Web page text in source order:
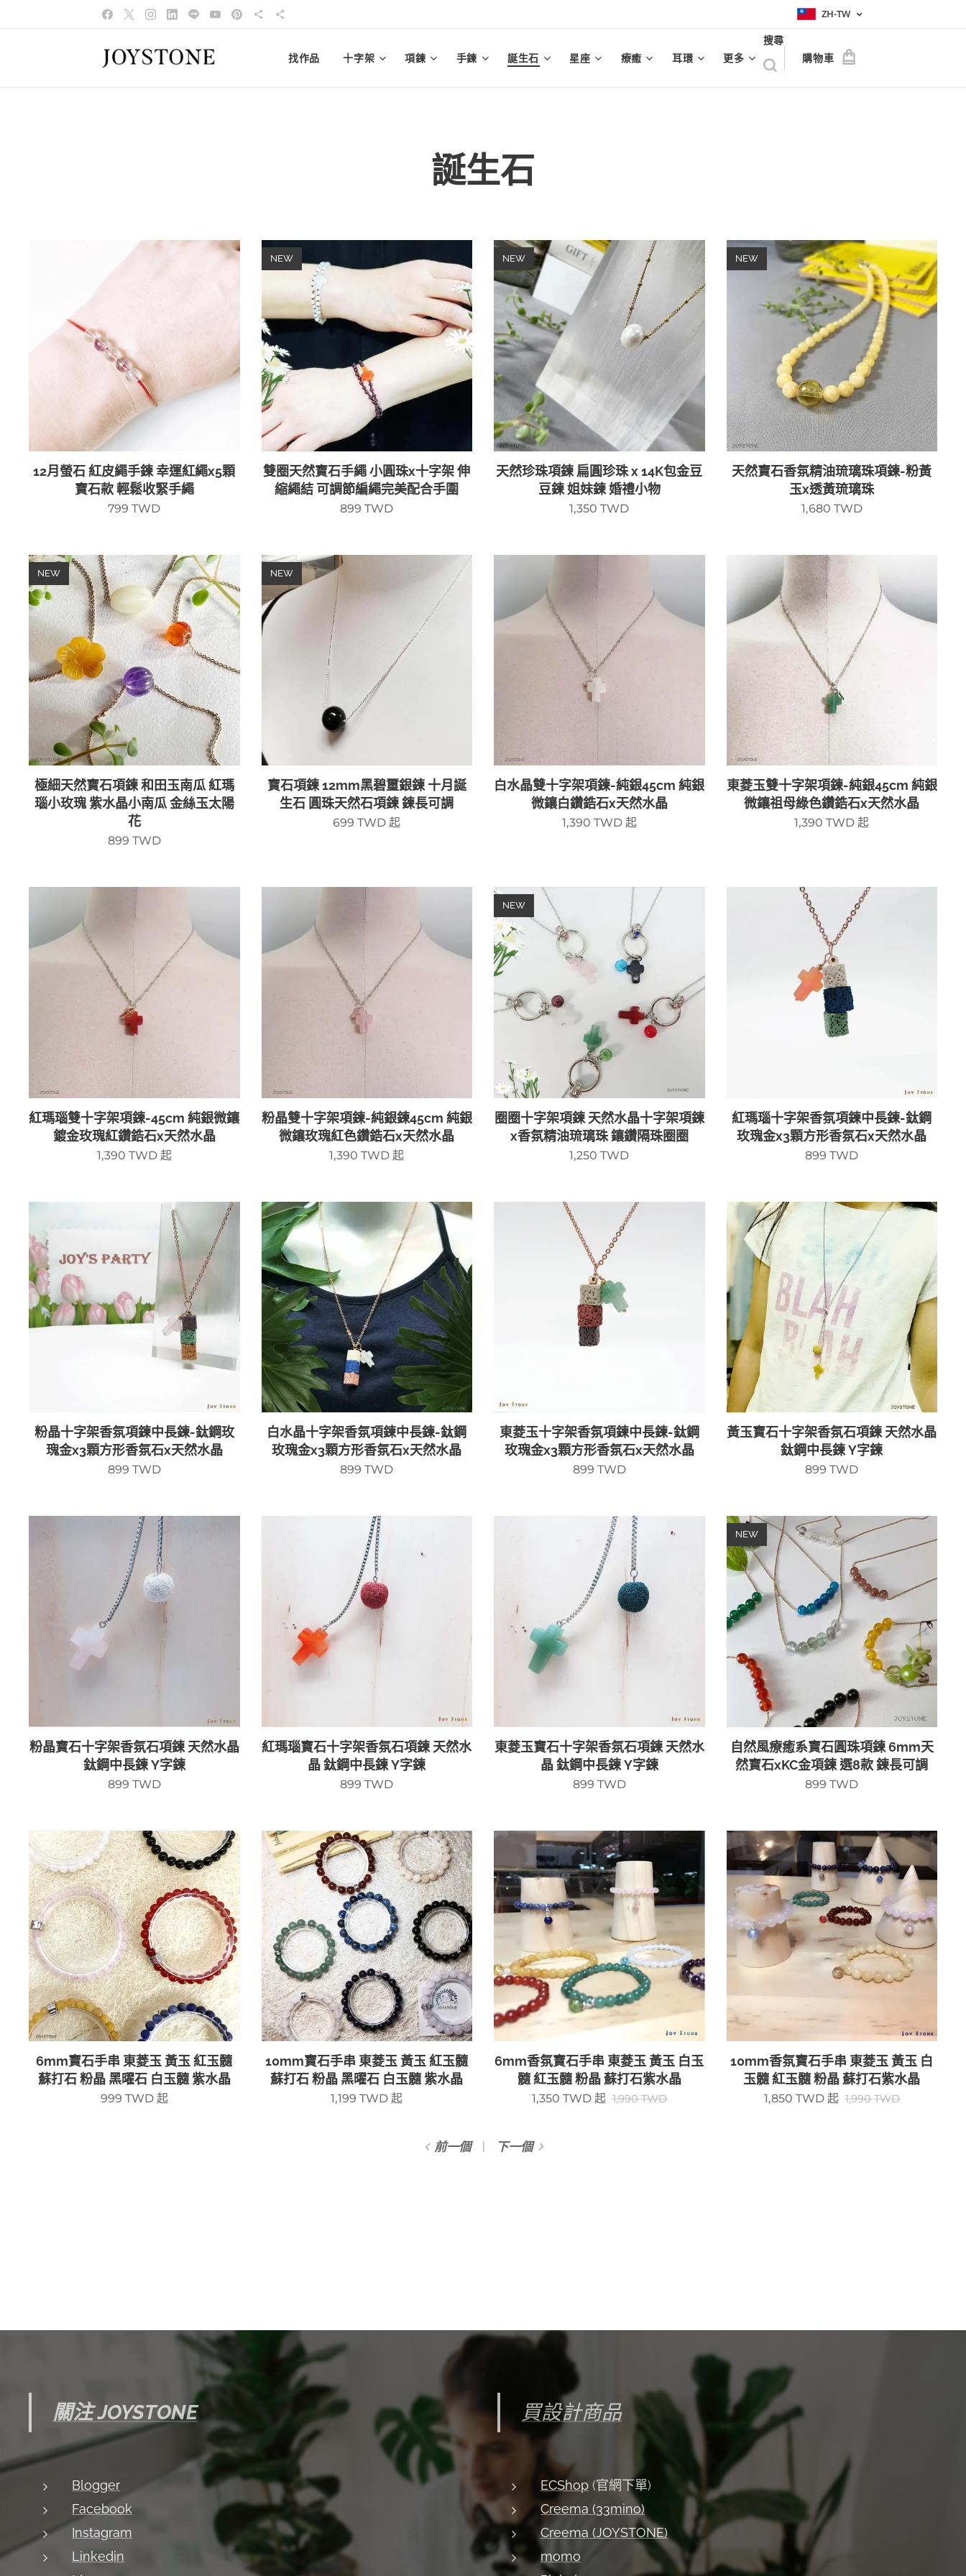
ZH-TW
找作品 十字架 項鍊 手鍊 誕生石 星座 療癒 耳環 更多
搜尋
購物車
誕生石
12月螢石 紅皮繩手鍊 幸運紅繩x5顆
寶石款 輕鬆收緊手繩
799 TWD
雙圈天然寶石手繩 小圓珠x十字架 伸
縮繩結 可調節編繩完美配合手圍
NEW
899 TWD
天然珍珠項鍊 扁圓珍珠 x 14K包金豆
豆鍊 姐妹鍊 婚禮小物
NEW
1,350 TWD
天然寶石香氛精油琉璃珠項鍊-粉黃
玉x透黃琉璃珠
NEW
1,680 TWD
極細天然寶石項鍊 和田玉南瓜 紅瑪
瑙小玫瑰 紫水晶小南瓜 金絲玉太陽
花
NEW
899 TWD
寶石項鍊 12mm黑碧璽銀鍊 十月誕
生石 圓珠天然石項鍊 鍊長可調
NEW
699 TWD 起
白水晶雙十字架項鍊-純銀45cm 純銀
微鑲白鑽鋯石x天然水晶
1,390 TWD起
東菱玉雙十字架項鍊-純銀45cm 純銀
微鑲祖母綠色鑽鋯石x天然水晶
1,390 TWD 起
紅瑪瑙雙十字架項鍊-45cm 純銀微鑲
鍍金玫瑰紅鑽鋯石x天然水晶
1,390 TWD起
粉晶雙十字架項鍊-純銀鍊45cm 純銀
微鑲玫瑰紅色鑽鋯石x天然水晶
1,390 TWD 起
圈圈十字架項鍊 天然水晶十字架項鍊
x香氛精油琉璃珠 鑲鑽隔珠圈圈
NEW
1,250 TWD
紅瑪瑙十字架香氛項鍊中長鍊-鈦鋼
玫瑰金x3顆方形香氛石x天然水晶
899 TWD
粉晶十字架香氛項鍊中長鍊-鈦鋼玫
瑰金x3顆方形香氛石x天然水晶
899 TWD
白水晶十字架香氛項鍊中長鍊-鈦鋼
玫瑰金x3顆方形香氛石x天然水晶
899 TWD
東菱玉十字架香氛項鍊中長鍊-鈦鋼
玫瑰金x3顆方形香氛石x天然水晶
899 TWD
黃玉寶石十字架香氛石項鍊 天然水晶
鈦鋼中長鍊 Y字鍊
899 TWD
粉晶寶石十字架香氛石項鍊 天然水晶
鈦鋼中長鍊 Y字鍊
899 TWD
紅瑪瑙寶石十字架香氛石項鍊 天然水
晶 鈦鋼中長鍊 Y字鍊
899 TWD
東菱玉寶石十字架香氛石項鍊 天然水
晶 鈦鋼中長鍊 Y字鍊
899 TWD
自然風療癒系寶石圓珠項鍊 6mm天
然寶石xKC金項鍊 選8款 鍊長可調
NEW
899 TWD
6mm寶石手串 東菱玉 黃玉 紅玉髓
蘇打石 粉晶 黑曜石 白玉髓 紫水晶
999 TWD起
10mm寶石手串 東菱玉 黃玉 紅玉髓
蘇打石 粉晶 黑曜石 白玉髓 紫水晶
1,199 TWD 起
6mm香氛寶石手串 東菱玉 黃玉 白玉
髓 紅玉髓 粉晶 蘇打石紫水晶
1,350 TWD起 1,990TWD
10mm香氛寶石手串 東菱玉 黃玉 白
玉髓 紅玉髓 粉晶 蘇打石紫水晶
1,850 TWD起 1,990TWD
前一個 下一個
關注 JOYSTONE
Blogger
Facebook
Instagram
Linkedin
買設計商品
ECShop (官網下單)
Creema (33mino)
Creema (JOYSTONE)
momo